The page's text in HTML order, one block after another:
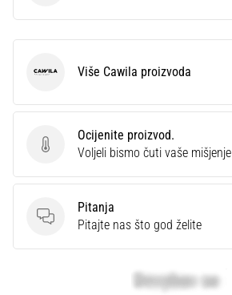
Ocijenite proizvod.
Ocijenite proizvod.
Voljeli bismo čuti vaše mišjenje
Pitanja
Pitanja
Pitajte nas što god želite
Cawila Više Cawila proizvoda